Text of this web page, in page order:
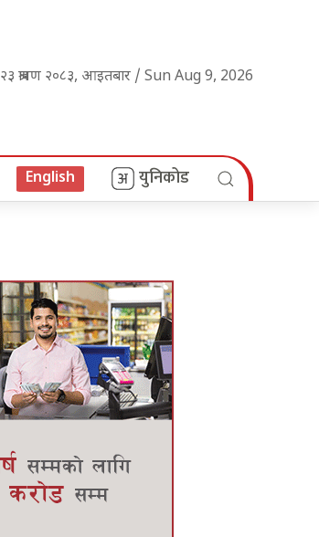
२३ श्रावण २०८३, आइतबार / Sun Aug 9, 2026
English युनिकोड